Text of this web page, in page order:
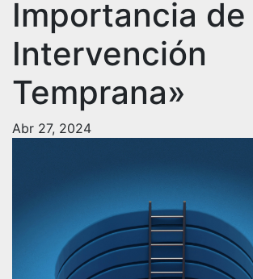
Importancia de
Intervención
Temprana»
Abr 27, 2024